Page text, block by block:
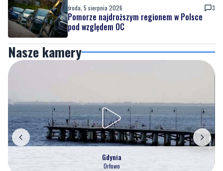
środa, 5 sierpnia 2026 3
Pomorze najdroższym regionem w Polsce
pod względem OC
Nasze kamery
Gdynia
Orłowo